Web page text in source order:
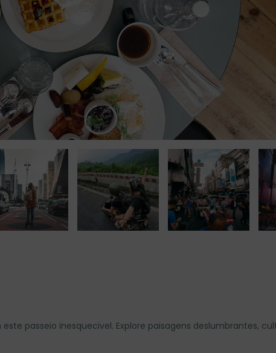
passeio inesquecivel. Explore paisagens deslumbrantes,